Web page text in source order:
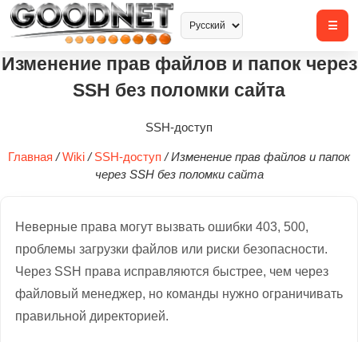
Изменение прав файлов и папок через
SSH без поломки сайта
SSH-доступ
Главная / Wiki / SSH-доступ / Изменение прав файлов и папок
через SSH без поломки сайта
Неверные права могут вызвать ошибки 403, 500,
проблемы загрузки файлов или риски безопасности.
Через SSH права исправляются быстрее, чем через
файловый менеджер, но команды нужно ограничивать
правильной директорией.